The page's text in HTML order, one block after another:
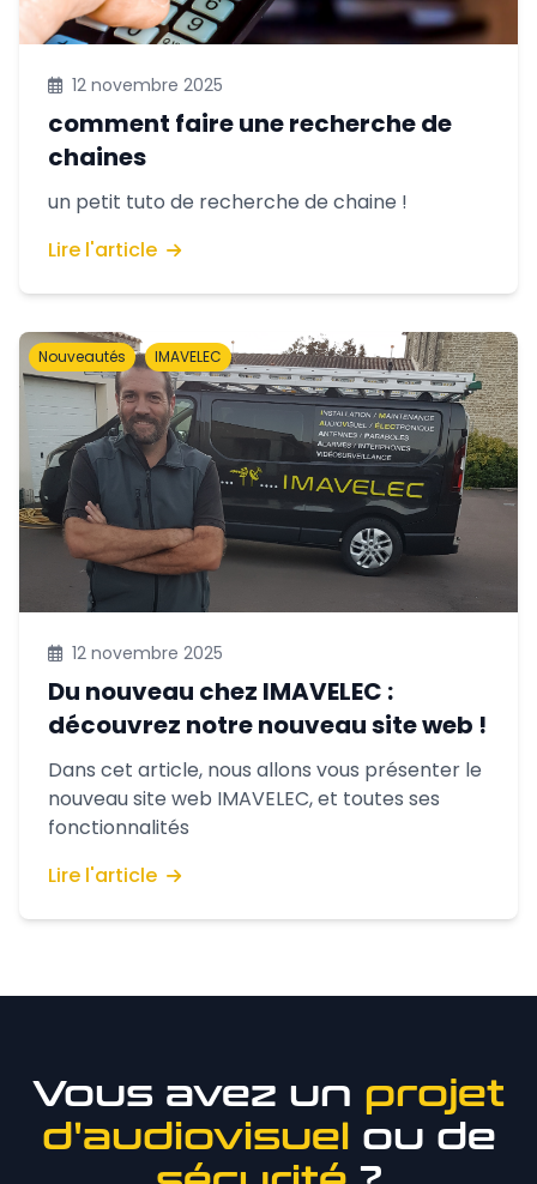
12 novembre 2025
comment faire une recherche de
chaines
un petit tuto de recherche de chaine !
Lire l'article
Nouveautés IMAVELEC
12 novembre 2025
Du nouveau chez IMAVELEC :
découvrez notre nouveau site web !
Dans cet article, nous allons vous présenter le
nouveau site web IMAVELEC, et toutes ses
fonctionnalités
Lire l'article
Vous avez un projet
d'audiovisuel ou de